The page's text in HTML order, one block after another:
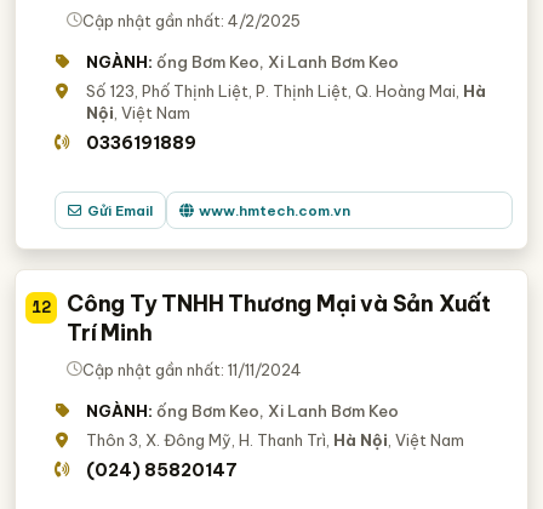
Cập nhật gần nhất: 4/2/2025
NGÀNH: ống Bơm Keo, Xi Lanh Bơm Keo
Số 123, Phố Thịnh Liệt, P. Thịnh Liệt, Q. Hoàng Mai, Hà
Nội , Việt Nam
0336191889
Gửi Email www.hmtech.com.vn
12
Công Ty TNHH Thương Mại và Sản Xuất
Trí Minh
Cập nhật gần nhất: 11/11/2024
NGÀNH: ống Bơm Keo, Xi Lanh Bơm Keo
Thôn 3, X. Đông Mỹ, H. Thanh Trì, Hà Nội , Việt Nam
(024) 85820147